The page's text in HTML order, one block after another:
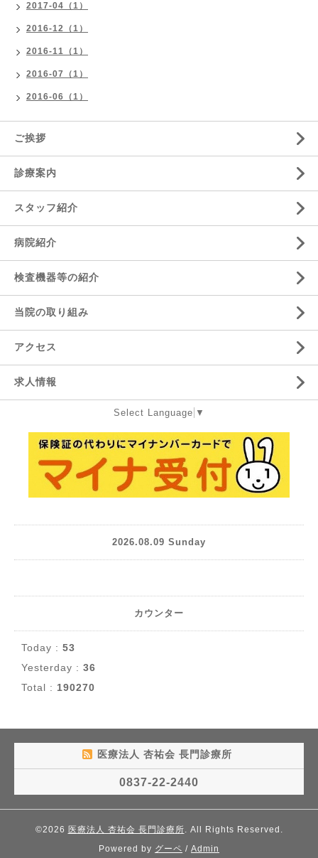
2017-04（1）
2016-12（1）
2016-11（1）
2016-07（1）
2016-06（1）
ご挨拶
診療案内
スタッフ紹介
病院紹介
検査機器等の紹介
当院の取り組み
アクセス
求人情報
Select Language ▼
2026.08.09 Sunday
カウンター
Today : 53
Yesterday : 36
Total : 190270
医療法人 杏祐会 長門診療所
0837-22-2440
©2026 医療法人 杏祐会 長門診療所. All Rights Reserved.
Powered by グーペ / Admin